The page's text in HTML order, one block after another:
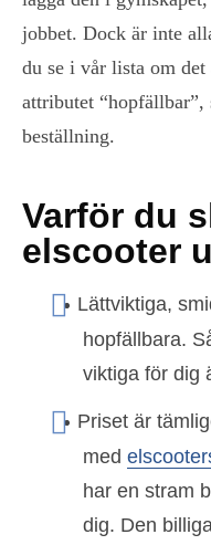
jobbet. Dock är inte
du se i vår lista om
attributet
beställning.
Varför du
elscooter
Lättviktiga,
hopfällbara.
viktiga för dig
Priset är
med
har en stram
dig. Den